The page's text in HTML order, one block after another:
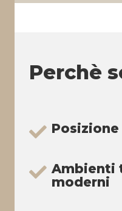
Perchè
Posizione
Ambienti
moderni